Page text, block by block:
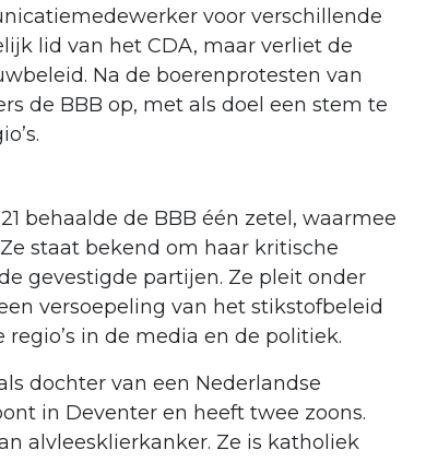
voor verschillende
lid van het CDA, maar verliet de
Na de boerenprotesten van
de BBB op, met als doel een stem te
behaalde de BBB één zetel, waarmee
staat bekend om haar kritische
gevestigde partijen. Ze pleit onder
versoepeling van het stikstofbeleid
in de media en de politiek.
dochter van een Nederlandse
in Deventer en heeft twee zoons.
alvleesklierkanker. Ze is katholiek